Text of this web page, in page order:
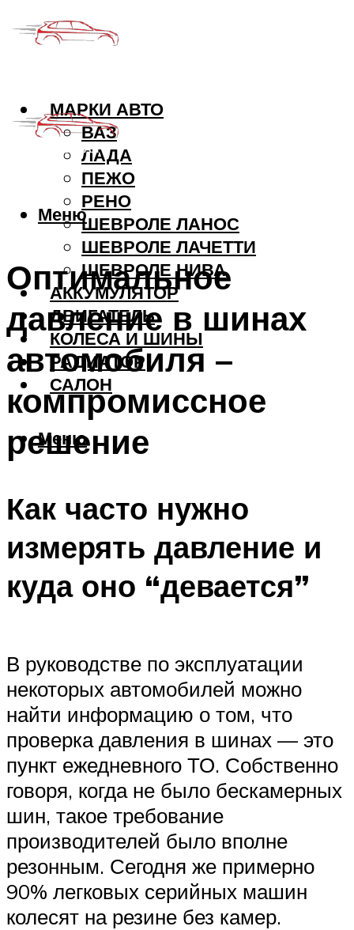
МАРКИ АВТО
ВАЗ
ЛАДА
ПЕЖО
РЕНО
ШЕВРОЛЕ ЛАНОС
ШЕВРОЛЕ ЛАЧЕТТИ
ШЕВРОЛЕ НИВА
АККУМУЛЯТОР
ДВИГАТЕЛЬ
КОЛЕСА И ШИНЫ
РАДИАТОР
САЛОН
Меню
Меню
Оптимальное
давление в шинах
автомобиля –
компромиссное
решение
Как часто нужно
измерять давление и
куда оно “девается”
В руководстве по эксплуатации
некоторых автомобилей можно
найти информацию о том, что
проверка давления в шинах — это
пункт ежедневного ТО. Собственно
говоря, когда не было бескамерных
шин, такое требование
производителей было вполне
резонным. Сегодня же примерно
90% легковых серийных машин
колесят на резине без камер.